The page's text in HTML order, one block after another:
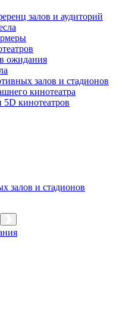
залов и аудиторий
ожидания
залов и стадионов
кинотеатра
5D кинотеатров
залов и стадионов